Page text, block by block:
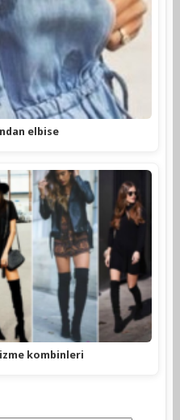
elbise
kombinleri